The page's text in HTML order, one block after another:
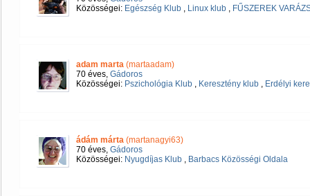
Közösségei: Egészség Klub , Linux klub , FŰSZEREK
adam marta (martaadam)
70 éves, Gádoros
Közösségei: Pszichológia Klub , Keresztény klub , Erdélyi
ádám márta (martanagyi63)
70 éves, Gádoros
Közösségei: Nyugdíjas Klub , Barbacs Közösségi Oldala